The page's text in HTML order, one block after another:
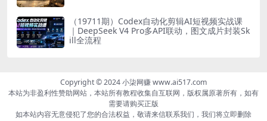
（19711期）Codex自动化剪辑AI短视频实战课
｜DeepSeek V4 Pro多API联动，图文成片封装Sk
ill全流程
Copyright © 2024 小柒网赚 www.ai517.com
本站为非盈利性赞助网站，本站所有教程收集自互联网，版权属原著所有，如有
需要请购买正版
如本站内容无意侵犯了您的合法权益，敬请来信联系我们，我们将立即删除